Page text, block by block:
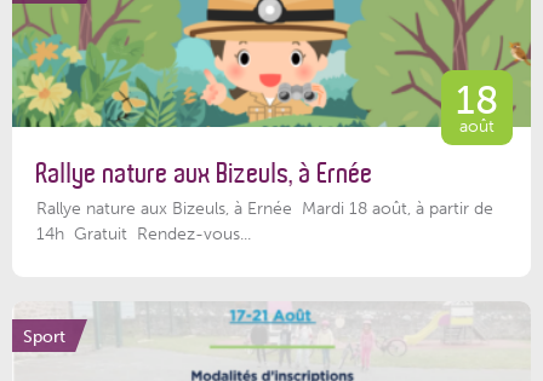
18
août
Rallye nature aux Bizeuls, à Ernée
Rallye nature aux Bizeuls, à Ernée Mardi 18 août, à partir de
14h Gratuit Rendez-vous...
Sport